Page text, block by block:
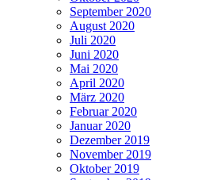
September 2020
August 2020
Juli 2020
Juni 2020
Mai 2020
April 2020
März 2020
Februar 2020
Januar 2020
Dezember 2019
November 2019
Oktober 2019